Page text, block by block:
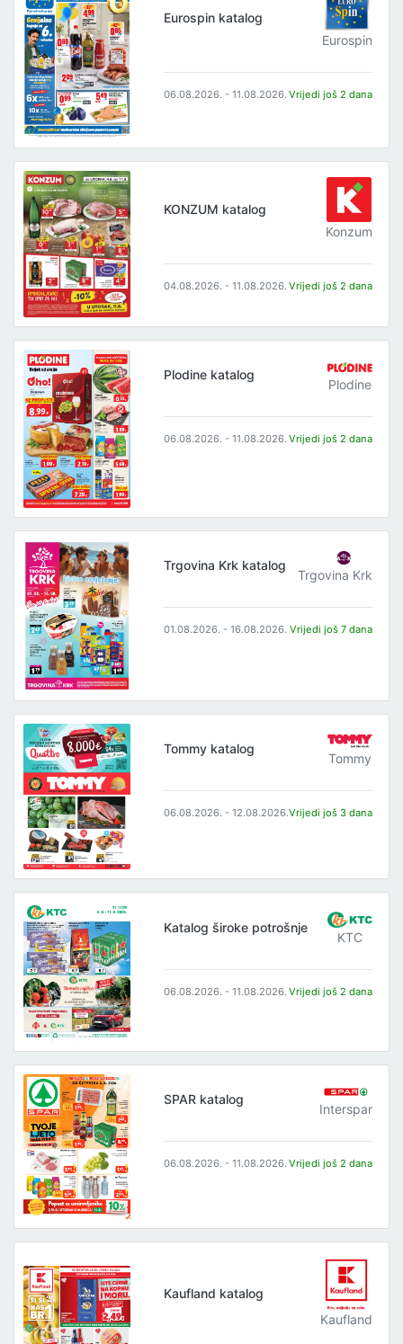
Eurospin katalog
Eurospin
06.08.2026. - 11.08.2026. Vrijedi još 2 dana
KONZUM katalog
Konzum
04.08.2026. - 11.08.2026. Vrijedi još 2 dana
Plodine katalog
Plodine
06.08.2026. - 11.08.2026. Vrijedi još 2 dana
Trgovina Krk katalog
Trgovina Krk
01.08.2026. - 16.08.2026. Vrijedi još 7 dana
Tommy katalog
Tommy
06.08.2026. - 12.08.2026.Vrijedi još 3 dana
Katalog široke potrošnje
KTC
06.08.2026. - 11.08.2026. Vrijedi još 2 dana
SPAR katalog
Interspar
06.08.2026. - 11.08.2026. Vrijedi još 2 dana
Kaufland katalog
Kaufland